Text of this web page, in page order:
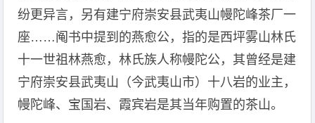
纷更异言，另有建宁府崇安县武夷山幔陀峰茶厂一
座……阄书中提到的燕愈公，指的是西坪雾山林氏
十一世祖林燕愈，林氏族人称幔陀公，其曾经是建
宁府崇安县武夷山（今武夷山市）十八岩的业主，
幔陀峰、宝国岩、霞宾岩是其当年购置的茶山。